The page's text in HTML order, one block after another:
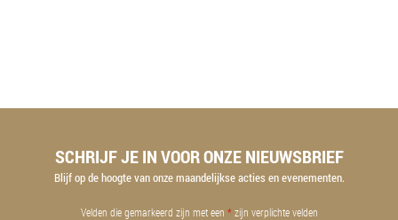
SCHRIJF JE IN VOOR ONZE NIEUWSBRIEF
Blijf op de hoogte van onze maandelijkse acties en evenementen.
Velden die gemarkeerd zijn met een * zijn verplichte velden